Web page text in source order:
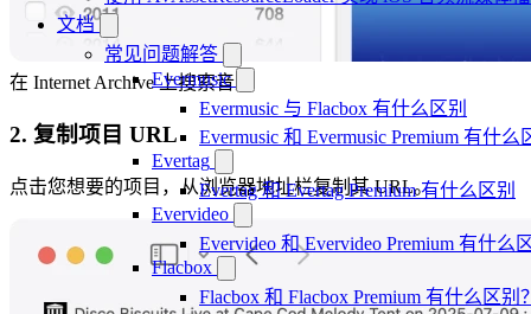
文档
常见问题解答
Evermusic
Evermusic 与 Flacbox 有什么区别
Evermusic 和 Evermusic Premium 有什么
Evertag
Evertag 和 Evertag Premium 有什么区别
Evervideo
Evervideo 和 Evervideo Premium 有什么
Flacbox
Flacbox 和 Flacbox Premium 有什么区别
在 Internet Archive 上搜索音乐
2. 复制项目 URL
点击您想要的项目，从浏览器地址栏复制其 URL。